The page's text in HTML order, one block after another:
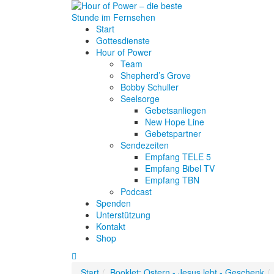
Start
Gottesdienste
Hour of Power
Team
Shepherd’s Grove
Bobby Schuller
Seelsorge
Gebetsanliegen
New Hope Line
Gebetspartner
Sendezeiten
Empfang TELE 5
Empfang Bibel TV
Empfang TBN
Podcast
Spenden
Unterstützung
Kontakt
Shop